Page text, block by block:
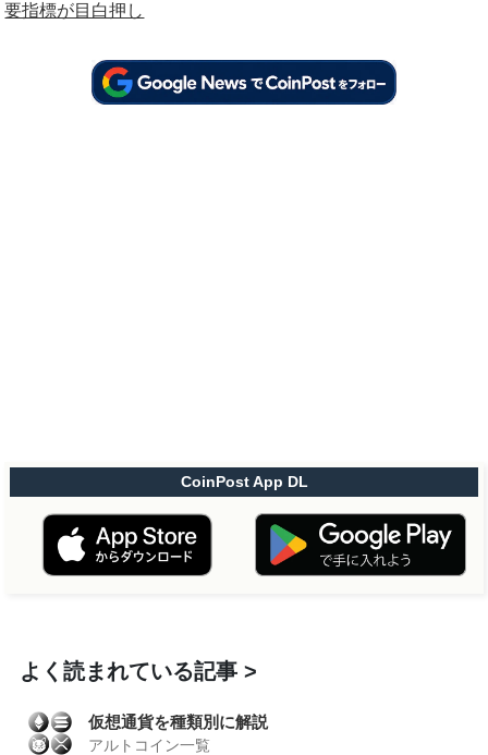
要指標が目白押し
CoinPost App DL
よく読まれている記事
仮想通貨を種類別に解説
アルトコイン一覧